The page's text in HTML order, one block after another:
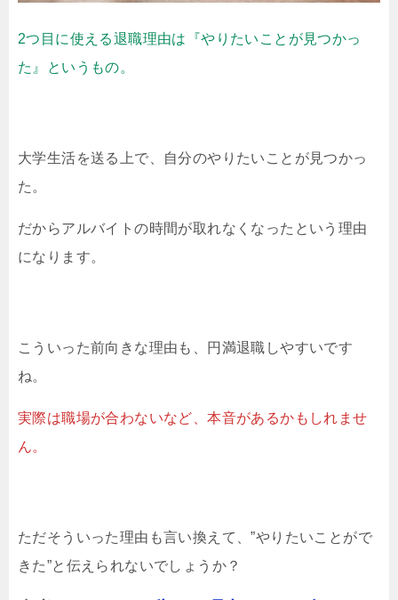
2つ目に使える退職理由は『やりたいことが見つかっ
た』というもの。
大学生活を送る上で、自分のやりたいことが見つかっ
た。
だからアルバイトの時間が取れなくなったという理由
になります。
こういった前向きな理由も、円満退職しやすいです
ね。
実際は職場が合わないなど、本音があるかもしれませ
ん。
ただそういった理由も言い換えて、”やりたいことがで
きた”と伝えられないでしょうか？